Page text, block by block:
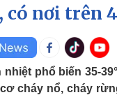
- Xe máy
tô
nơi trên
phổ biến 35-
cháy nổ, cháy